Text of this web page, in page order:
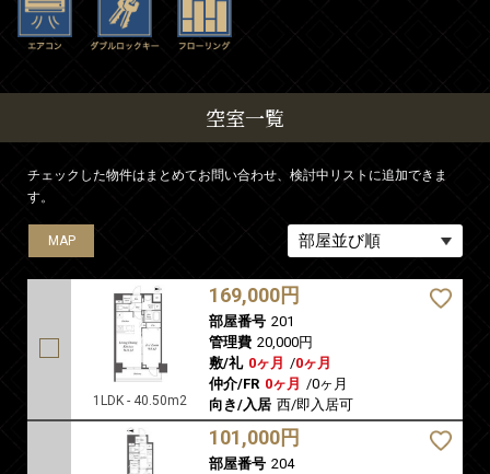
空室一覧
チェックした物件はまとめてお問い合わせ、検討中リストに追加できま
す。
MAP
1LDK - 40.50m2
169,000円
部屋番号 201
管理費 20,000円
敷/礼 0ヶ月 /0ヶ月
仲介/FR 0ヶ月 /0ヶ月
向き/入居 西/即入居可
MAP
101,000円
部屋番号 204
MAP
MAP
MAP